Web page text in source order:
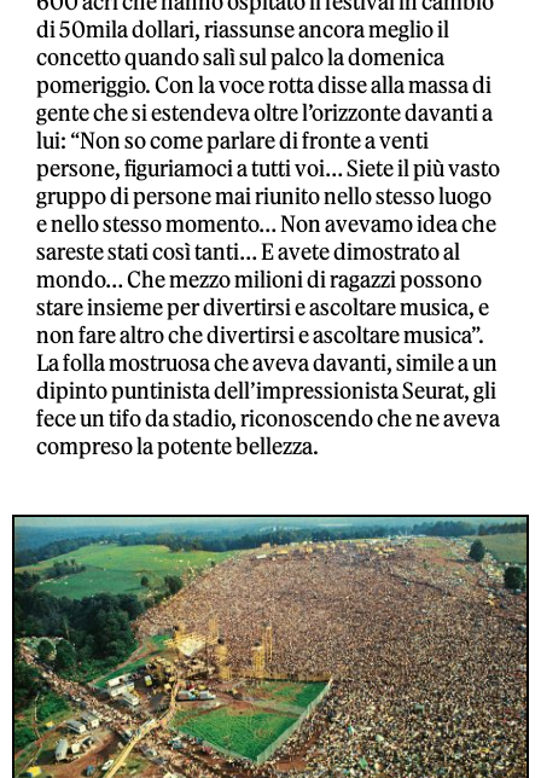
di 50mila dollari, riassunse ancora meglio il
concetto quando salì sul palco la domenica
pomeriggio. Con la voce rotta disse alla massa di
gente che si estendeva oltre l’orizzonte davanti a
lui: “Non so come parlare di fronte a venti
persone, figuriamoci a tutti voi… Siete il più vasto
gruppo di persone mai riunito nello stesso luogo
e nello stesso momento… Non avevamo idea che
sareste stati così tanti… E avete dimostrato al
mondo… Che mezzo milioni di ragazzi possono
stare insieme per divertirsi e ascoltare musica, e
non fare altro che divertirsi e ascoltare musica”.
La folla mostruosa che aveva davanti, simile a un
dipinto puntinista dell’impressionista Seurat, gli
fece un tifo da stadio, riconoscendo che ne aveva
compreso la potente bellezza.